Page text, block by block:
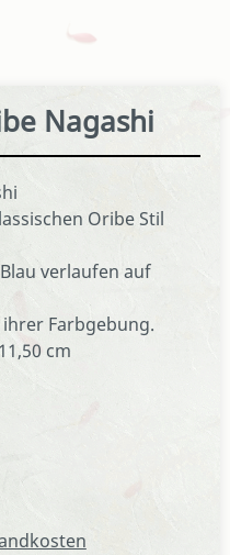
Nagashi
Oribe Stil
verlaufen auf
ihrer Farbgebung.
cm